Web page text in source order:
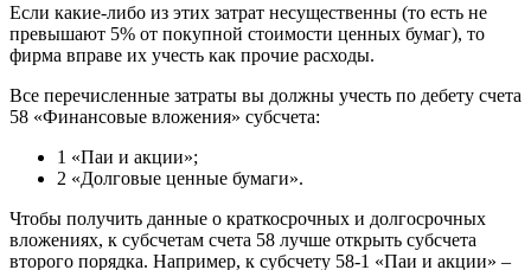
Если какие-либо из этих затрат несущественны (то есть не
превышают 5% от покупной стоимости ценных бумаг), то
фирма вправе их учесть как прочие расходы.
Все перечисленные затраты вы должны учесть по дебету счета
58 «Финансовые вложения» субсчета:
1 «Паи и акции»;
2 «Долговые ценные бумаги».
Чтобы получить данные о краткосрочных и долгосрочных
вложениях, к субсчетам счета 58 лучше открыть субсчета
второго порядка. Например, к субсчету 58-1 «Паи и акции» –